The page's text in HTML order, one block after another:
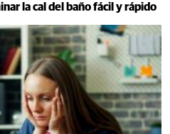
la cal del baño fácil y rápido